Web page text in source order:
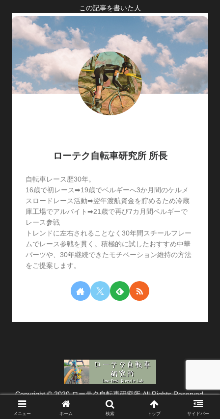
この記事を書いた人
ローテク自転車研究所 所長
自転車レース歴30年。
16歳で初レース➡19歳でベルギーへ3か月間のケルメ
スロードレース活動➡翌年渡航資金を貯めるため冷蔵
庫工場でアルバイト➡21歳で再び7カ月間ベルギーで
レース参戦
トレンドに左右されることなく30年間スチールフレー
ムでレース参戦を貫く。積極的に試したおすすめ中華
パーツや、30年継続できたモチベーション維持の方法
をご提案します。
Copyright © 2020 ローテク自転車研究所 All Rights Reserved.
メニュー ホーム 検索 トップ サイドバー